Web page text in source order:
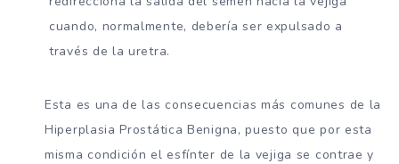
cuando, normalmente, debería ser expulsado a
través de la uretra.
Esta es una de las consecuencias más comunes de la
Hiperplasia Prostática Benigna, puesto que por esta
misma condición el esfínter de la vejiga se contrae y